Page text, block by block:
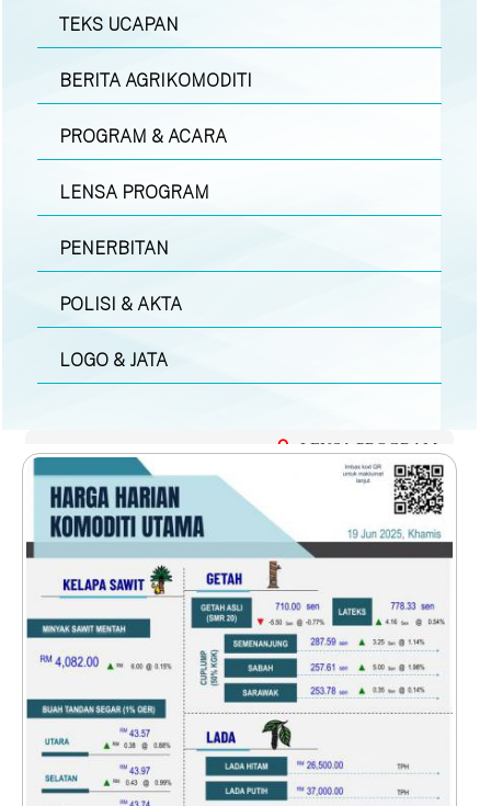
TEKS UCAPAN
BERITA AGRIKOMODITI
PROGRAM & ACARA
LENSA PROGRAM
PENERBITAN
POLISI & AKTA
LOGO & JATA
LENSA PROGRAM